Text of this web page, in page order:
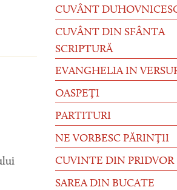
CUVÂNT
CUVÂNT DIN SFÂNTA
SCRIPTURĂ
EVANGHELIA IN
OASPEȚI
PARTITURI
NE VORBESC PĂRINȚII
CUVINTE DIN PRIDVOR
SAREA DIN BUCATE